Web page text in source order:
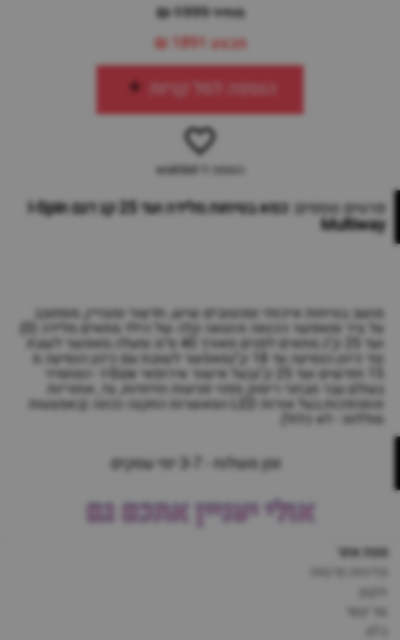
מחיר 1999 ₪
מבצע
הוספה לסל קניות
הוספה ל-wishlist
פרטים נוספים: כסא בטיחות מלידה ועד 25 קג דגם I-Spin
Multiway
מושב בטיחות איכותי ומהטובים שיש, חדשני ומצויין, מסתובב
על ציר ומאפשר הכנסה והוצאה קלה של הילד.מתאים מלידה (0)
ועד 25 ק"ג.מתאים לפגים מאורך 40 ס"מ ומעלה.מאפשר לשבת
נגד כיוון הנסיעה עד 18 ק"גמאפשר לשובת עם כיוון הנסיעה מ
15 חודשים ועד 25 ק"גבעל אישור אירופאי I-Size - המחמיר
בעולם.עבר מבחני ריסוק מפני פגיעות חזיתיות, צד, אחוריות
והתהפכות.בעל אורות LED המאשרות התקנה נכונה (באמצעות
סוללות - לא כלול).
זמן משלוח - 3-7 ימי עסקים
אולי יעניין אתכם גם
מפת אתר
צור קשר